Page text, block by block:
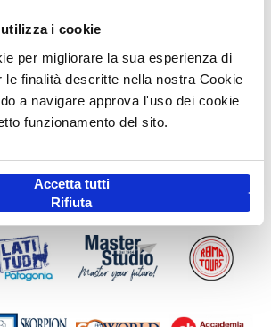
i cookie
per migliorare la sua esperienza di
le finalità descritte nella nostra Cookie
a navigare approva l'uso dei cookie
funzionamento del sito.
Accetta tutti
Rifiuta